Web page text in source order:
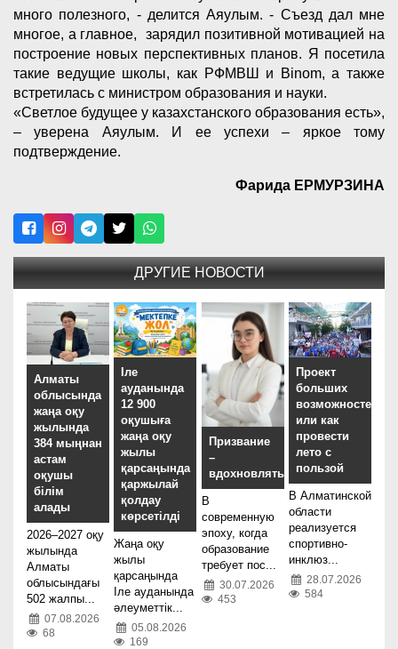
много полезного, - делится Аяулым. - Съезд дал мне
многое, а главное, зарядил позитивной мотивацией на
построение новых перспективных планов. Я посетила
такие ведущие школы, как РФМВШ и Binom, а также
встретилась с министром образования и науки.
«Светлое будущее у казахстанского образования есть»,
– уверена Аяулым. И ее успехи – яркое тому
подтверждение.
Фарида ЕРМУРЗИНА
ДРУГИЕ НОВОСТИ
Алматы
облысында
жаңа оқу
жылында
384 мыңнан
астам
оқушы
білім
алады
2026–2027 оқу
жылында
Алматы
облысындағы
502 жалпы...
07.08.2026
68
Іле
ауданында
12 900
оқушыға
жаңа оқу
жылы
қарсаңында
қаржылай
қолдау
көрсетілді
Жаңа оқу
жылы
қарсаңында
Іле ауданында
әлеуметтік...
05.08.2026
169
Призвание
–
вдохновлять
В
современную
эпоху, когда
образование
требует пос...
30.07.2026
453
Проект
больших
возможностей,
или как
провести
лето с
пользой
В Алматинской
области
реализуется
спортивно-
инклюз...
28.07.2026
584